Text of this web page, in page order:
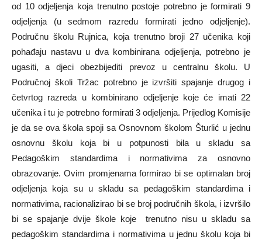
od 10 odjeljenja koja trenutno postoje potrebno je formirati 9
odjeljenja (u sedmom razredu formirati jedno odjeljenje).
Područnu školu Rujnica, koja trenutno broji 27 učenika koji
pohađaju nastavu u dva kombinirana odjeljenja, potrebno je
ugasiti, a djeci obezbijediti prevoz u centralnu školu. U
Područnoj školi Tržac potrebno je izvršiti spajanje drugog i
četvrtog razreda u kombinirano odjeljenje koje će imati 22
učenika i tu je potrebno formirati 3 odjeljenja. Prijedlog Komisije
je da se ova škola spoji sa Osnovnom školom Šturlić u jednu
osnovnu školu koja bi u potpunosti bila u skladu sa
Pedagoškim standardima i normativima za osnovno
obrazovanje. Ovim promjenama formirao bi se optimalan broj
odjeljenja koja su u skladu sa pedagoškim standardima i
normativima, racionalizirao bi se broj područnih škola, i izvršilo
bi se spajanje dvije škole koje trenutno nisu u skladu sa
pedagoškim standardima i normativima u jednu školu koja bi